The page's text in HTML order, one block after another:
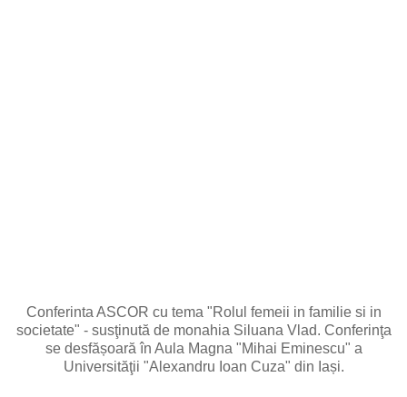
Conferinta ASCOR cu tema "Rolul femeii in familie si in
societate" - susţinută de monahia Siluana Vlad. Conferinţa
se desfășoară în Aula Magna "Mihai Eminescu" a
Universităţii "Alexandru Ioan Cuza" din Iași.